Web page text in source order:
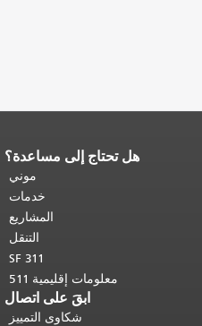
هل تحتاج إلى مساعدة؟
موني
خدمات
المشاريع
التنقل
SF 311
معلومات إقليمية 511
ابقَ على اتصال
شكاوى التمييز